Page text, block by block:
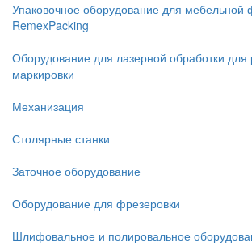
Упаковочное оборудование для мебельной
RemexPacking
Оборудование для лазерной обработки для
маркировки
Механизация
Столярные станки
Заточное оборудование
Оборудование для фрезеровки
Шлифовальное и полировальное